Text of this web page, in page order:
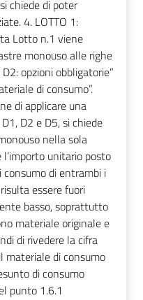
chiede di poter
4. LOTTO 1:
Lotto n.1 viene
monouso alle righe
opzioni obbligatorie”
di consumo”.
di applicare una
D2 e D5, si chiede
nella sola
unitario posto
consumo di entrambi i
essere fuori
basso, soprattutto
materiale originale e
di rivedere la cifra
materiale di consumo
di consumo
punto 1.6.1